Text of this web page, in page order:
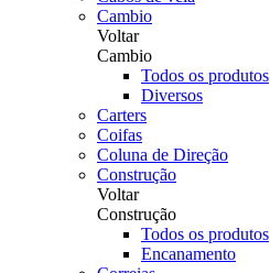
Cambio
Voltar
Cambio
Todos os produtos
Diversos
Carters
Coifas
Coluna de Direção
Construção
Voltar
Construção
Todos os produtos
Encanamento